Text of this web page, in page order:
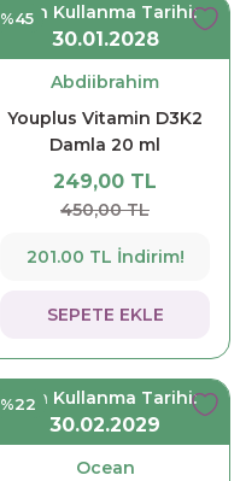
%45Son Kullanma Tarihi:
30.01.2028
Abdiibrahim
Youplus Vitamin D3K2
Damla 20 ml
249,00 TL
450,00 TL
201.00 TL İndirim!
SEPETE EKLE
%22Son Kullanma Tarihi:
30.02.2029
Ocean